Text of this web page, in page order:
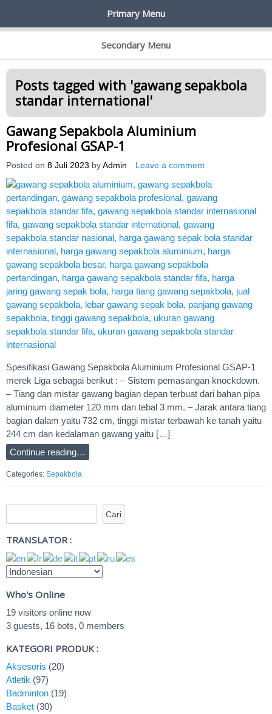
Primary Menu
AGEN ALAT OLAHRAGA
Menyediakan Alat Olahraga Terlengkap di Indonesia
Secondary Menu
Posts tagged with 'gawang sepakbola
standar international'
Gawang Sepakbola Aluminium
Profesional GSAP-1
Posted on 8 Juli 2023 by Admin Leave a comment
Spesifikasi Gawang Sepakbola Aluminium Profesional GSAP-1
merek Liga sebagai berikut : – Sistem pemasangan knockdown.
– Tiang dan mistar gawang bagian depan terbuat dari bahan pipa
aluminium diameter 120 mm dan tebal 3 mm. – Jarak antara tiang
bagian dalam yaitu 732 cm, tinggi mistar terbawah ke tanah yaitu
244 cm dan kedalaman gawang yaitu […]
Continue reading…
Categories: Sepakbola
TRANSLATOR :
Who's Online
19 visitors online now
3 guests, 16 bots, 0 members
KATEGORI PRODUK :
Aksesoris (20)
Atletik (97)
Badminton (19)
Basket (30)